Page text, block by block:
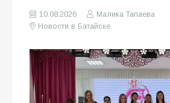
10.08.2026
Малика Тапаева
Новости в Батайске